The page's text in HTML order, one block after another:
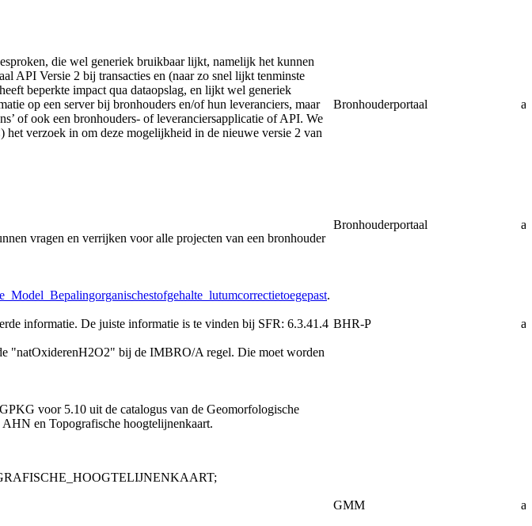
die wel generiek bruikbaar lijkt, namelijk het kunnen
API Versie 2 bij transacties en (naar zo snel lijkt tenminste
beperkte impact qua dataopslag, en lijkt wel generiek
op een server bij bronhouders en/of hun leveranciers, maar
of ook een bronhouders- of leveranciersapplicatie of API. We
verzoek in om deze mogelijkheid in de nieuwe versie 2 van
Bronhouderportaal
vragen en verrijken voor alle projecten van een bronhouder
Bronhouderportaal
.
informatie. De juiste informatie is te vinden bij SFR: 6.3.41.4
"natOxiderenH2O2" bij de IMBRO/A regel. Die moet worden
BHR-P
voor 5.10 uit de catalogus van de Geomorfologische
en Topografische hoogtelijnenkaart.
GMM